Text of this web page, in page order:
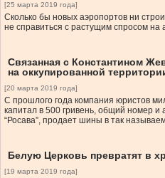
[25 марта 2019 года]
Сколько бы новых аэропортов ни
не справиться с растущим спросом на
Связанная с Константином
на оккупированной
[20 марта 2019 года]
С прошлого года компания юристов
капитал в 500 гривень, общий номер и
“Росава”, продает шины в так
Белую Церковь превратят в
[19 марта 2019 года]